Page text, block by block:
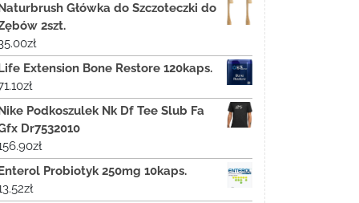
Główka do Szczoteczki do
2szt.
zł
Extension Bone Restore 120kaps.
zł
Podkoszulek Nk Df Tee Slub Fa
Dr7532010
zł
Probiotyk 250mg 10kaps.
zł